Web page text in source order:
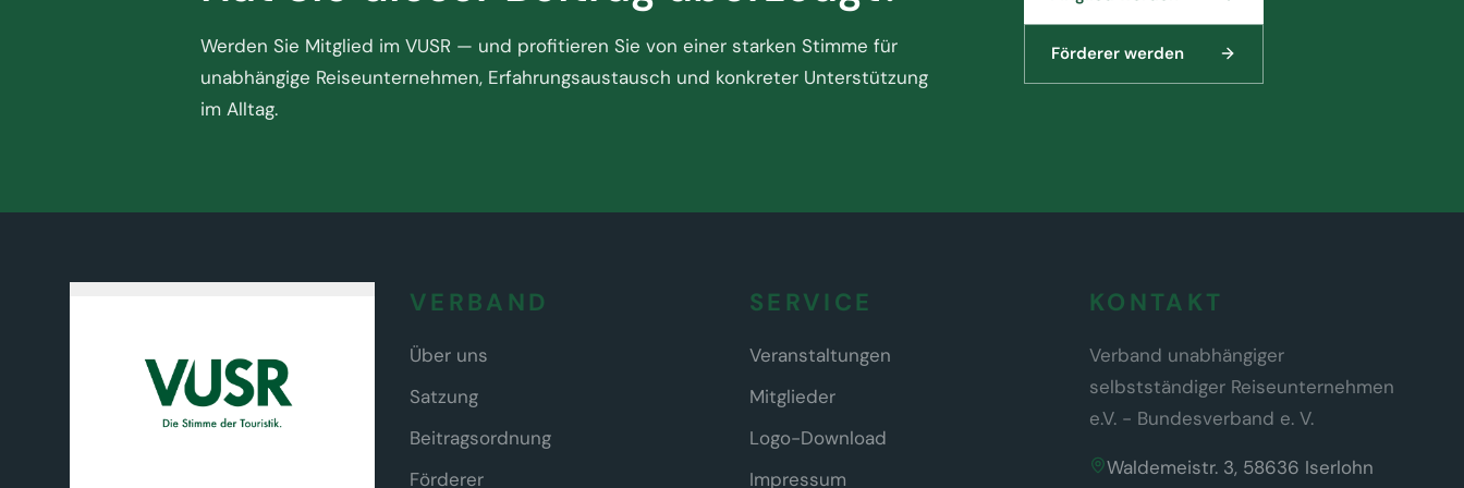
Werden Sie Mitglied im VUSR — und profitieren Sie von einer starken Stimme für
unabhängige Reiseunternehmen, Erfahrungsaustausch und konkreter Unterstützung
im Alltag.
Förderer werden
VERBAND
Über uns
Satzung
Beitragsordnung
Förderer
SERVICE
Veranstaltungen
Mitglieder
Logo-Download
Impressum
KONTAKT
Verband unabhängiger
selbstständiger Reiseunternehmen
e.V. - Bundesverband e. V.
Waldemeistr. 3, 58636 Iserlohn